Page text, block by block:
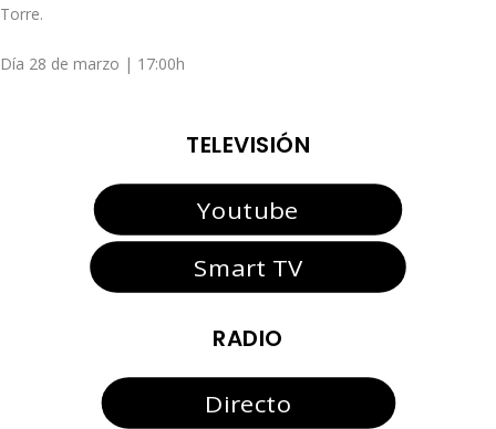
Torre.
Día 28 de marzo | 17:00h
TELEVISIÓN
Youtube
Smart TV
RADIO
Directo